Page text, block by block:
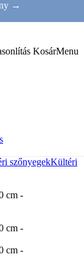
→
KosárMenu
szőnyegekKültéri